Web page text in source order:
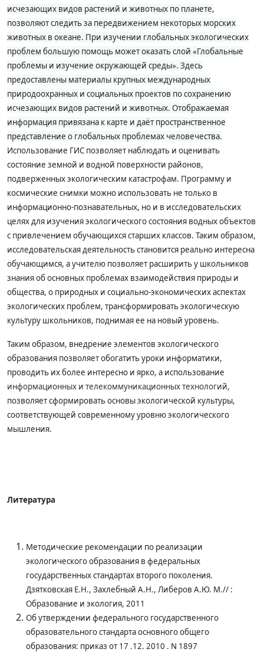
исчезающих видов растений и животных по планете,
позволяют следить за передвижением некоторых морских
животных в океане. При изучении глобальных экологических
проблем большую помощь может оказать слой «Глобальные
проблемы и изучение окружающей среды». Здесь
предоставлены материалы крупных международных
природоохранных и социальных проектов по сохранению
исчезающих видов растений и животных. Отображаемая
информация привязана к карте и даёт пространственное
представление о глобальных проблемах человечества.
Использование ГИС позволяет наблюдать и оценивать
состояние земной и водной поверхности районов,
подверженных экологическим катастрофам. Программу и
космические снимки можно использовать не только в
информационно-познавательных, но и в исследовательских
целях для изучения экологического состояния водных объектов
с привлечением обучающихся старших классов. Таким образом,
исследовательская деятельность становится реально интересна
обучающимся, а учителю позволяет расширить у школьников
знания об основных проблемах взаимодействия природы и
общества, о природных и социально-экономических аспектах
экологических проблем, трансформировать экологическую
культуру школьников, поднимая ее на новый уровень.
Таким образом, внедрение элементов экологического
образования позволяет обогатить уроки информатики,
проводить их более интересно и ярко, а использование
информационных и телекоммуникационных технологий,
позволяет сформировать основы экологической культуры,
соответствующей современному уровню экологического
мышления.
Литература
Методические рекомендации по реализации
экологического образования в федеральных
государственных стандартах второго поколения.
Дзятковская Е.Н., Захлебный А.Н., Либеров А.Ю. М.// :
Образование и экология, 2011
Об утверждении федерального государственного
образовательного стандарта основного общего
образования: приказ от 17 .12. 2010 . N 1897